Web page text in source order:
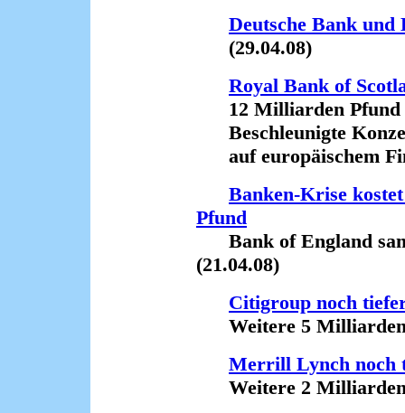
Deutsche Bank
(29.04.08)
Royal Bank of
12 Milliarden Pfund
Beschleunigte
auf europäischem
Banken-Krise
Pfund
Bank of England
(21.04.08)
Citigroup noch
Weitere 5 Milliarden
Merrill Lynch noch
Weitere 2 Milliarden